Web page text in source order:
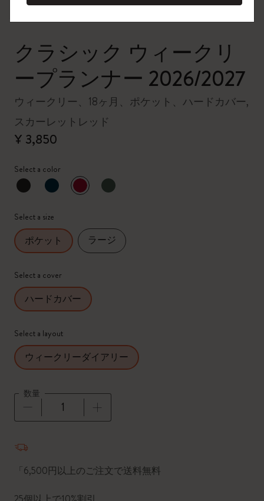
クラシック ウィークリ
ープランナー 2026/2027
ウィークリー、18ヶ月、ポケット、ハードカバー,
スカーレットレッド
¥ 3,850
Select a color
選択済
*選択したカラー
Select a size
ポケット ラージ
Select a cover
ハードカバー
Select a layout
ウィークリーダイアリー
数量
「6,500円以上のご注文で送料無料